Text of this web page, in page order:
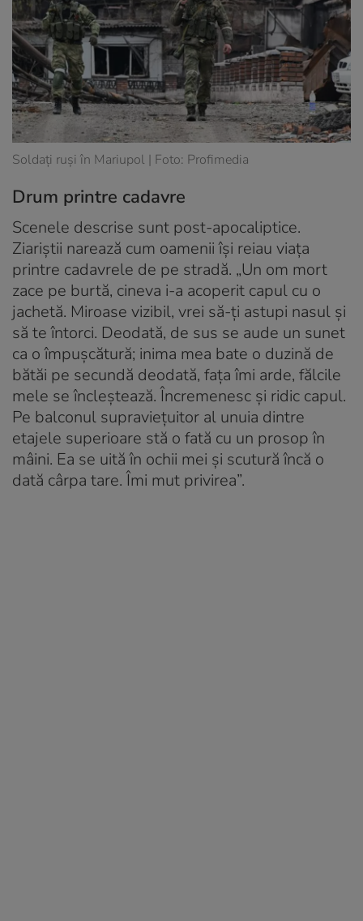
Soldați ruși în Mariupol | Foto: Profimedia
Drum printre cadavre
Scenele descrise sunt post-apocaliptice.
Ziariștii narează cum oamenii își reiau viața
printre cadavrele de pe stradă. „Un om mort
zace pe burtă, cineva i-a acoperit capul cu o
jachetă. Miroase vizibil, vrei să-ți astupi nasul și
să te întorci. Deodată, de sus se aude un sunet
ca o împușcătură; inima mea bate o duzină de
bătăi pe secundă deodată, fața îmi arde, fălcile
mele se încleștează. Încremenesc și ridic capul.
Pe balconul supraviețuitor al unuia dintre
etajele superioare stă o fată cu un prosop în
mâini. Ea se uită în ochii mei și scutură încă o
dată cârpa tare. Îmi mut privirea”.